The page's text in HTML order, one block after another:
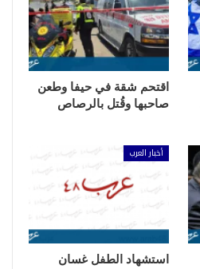
اقتحم شقة في حيفا وطعن
صاحبها وقُتل بالرصاص
أخبار العرب
استشهاد الطفل غسان